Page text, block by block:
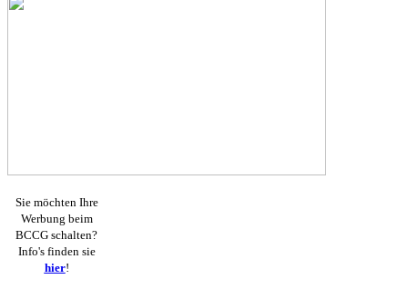
Sie möchten Ihre
Werbung beim
BCCG schalten?
Info's finden sie
hier!